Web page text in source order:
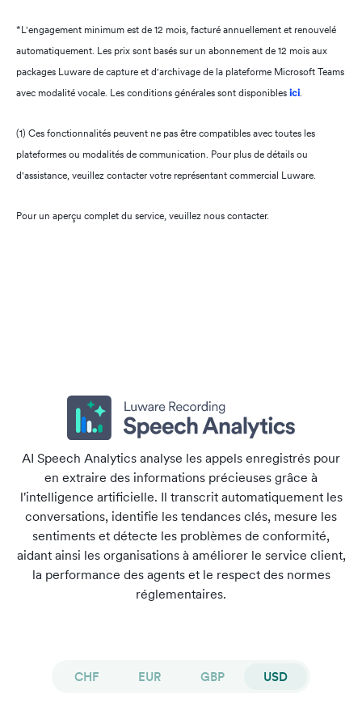
Download
Export
Speech Analytics Premium
Data imports
Bulk exports (1)
*L'engagement minimum est de 12 mois, facturé annuellement et renouvelé
automatiquement. Les prix sont basés sur un abonnement de 12 mois aux
packages Luware de capture et d'archivage de la plateforme Microsoft Teams
avec modalité vocale. Les conditions générales sont disponibles ici.
(1) Ces fonctionnalités peuvent ne pas être compatibles avec toutes les
plateformes ou modalités de communication. Pour plus de détails ou
d'assistance, veuillez contacter votre représentant commercial Luware.
Pour un aperçu complet du service, veuillez nous contacter.
AI Speech Analytics analyse les appels enregistrés pour
en extraire des informations précieuses grâce à
l'intelligence artificielle. Il transcrit automatiquement les
conversations, identifie les tendances clés, mesure les
sentiments et détecte les problèmes de conformité,
aidant ainsi les organisations à améliorer le service client,
la performance des agents et le respect des normes
réglementaires.
CHF EUR GBP USD